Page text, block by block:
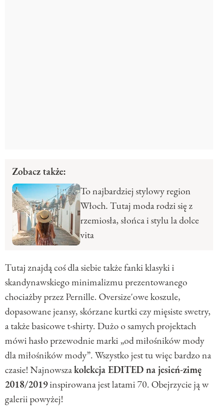
Zobacz także:
To najbardziej stylowy region
Włoch. Tutaj moda rodzi się z
rzemiosła, słońca i stylu la dolce
vita
Tutaj znajdą coś dla siebie także fanki klasyki i
skandynawskiego minimalizmu prezentowanego
chociażby przez Pernille. Oversize'owe koszule,
dopasowane jeansy, skórzane kurtki czy mięsiste swetry,
a także basicowe t-shirty. Dużo o samych projektach
mówi hasło przewodnie marki „od miłośników mody
dla miłośników mody”. Wszystko jest tu więc bardzo na
czasie! Najnowszakolekcja EDITED na jesień-zimę
2018/2019inspirowana jest latami 70. Obejrzycie ją w
galerii powyżej!